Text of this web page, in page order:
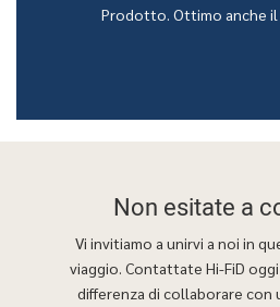
Prodotto. Ottimo anche
Non esitate a
Vi invitiamo a unirvi a noi in
viaggio. Contattate Hi-FiD
differenza di collaborare con